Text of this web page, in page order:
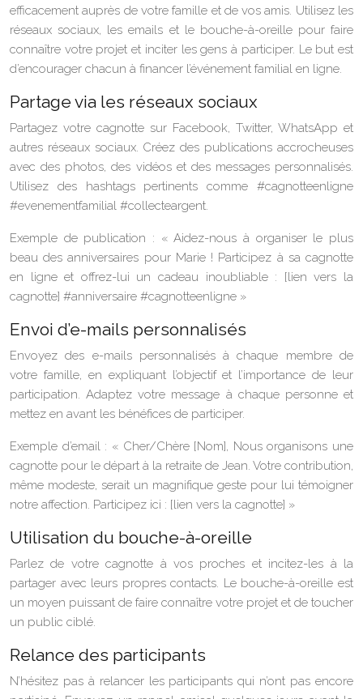
efficacement auprès de votre famille et de vos amis. Utilisez les
réseaux sociaux, les emails et le bouche-à-oreille pour faire
connaître votre projet et inciter les gens à participer. Le but est
d’encourager chacun à financer l’événement familial en ligne.
Partage via les réseaux sociaux
Partagez votre cagnotte sur Facebook, Twitter, WhatsApp et
autres réseaux sociaux. Créez des publications accrocheuses
avec des photos, des vidéos et des messages personnalisés.
Utilisez des hashtags pertinents comme #cagnotteenligne
#evenementfamilial #collecteargent.
Exemple de publication : « Aidez-nous à organiser le plus
beau des anniversaires pour Marie ! Participez à sa cagnotte
en ligne et offrez-lui un cadeau inoubliable : [lien vers la
cagnotte] #anniversaire #cagnotteenligne »
Envoi d’e-mails personnalisés
Envoyez des e-mails personnalisés à chaque membre de
votre famille, en expliquant l’objectif et l’importance de leur
participation. Adaptez votre message à chaque personne et
mettez en avant les bénéfices de participer.
Exemple d’email : « Cher/Chère [Nom], Nous organisons une
cagnotte pour le départ à la retraite de Jean. Votre contribution,
même modeste, serait un magnifique geste pour lui témoigner
notre affection. Participez ici : [lien vers la cagnotte] »
Utilisation du bouche-à-oreille
Parlez de votre cagnotte à vos proches et incitez-les à la
partager avec leurs propres contacts. Le bouche-à-oreille est
un moyen puissant de faire connaître votre projet et de toucher
un public ciblé.
Relance des participants
N’hésitez pas à relancer les participants qui n’ont pas encore